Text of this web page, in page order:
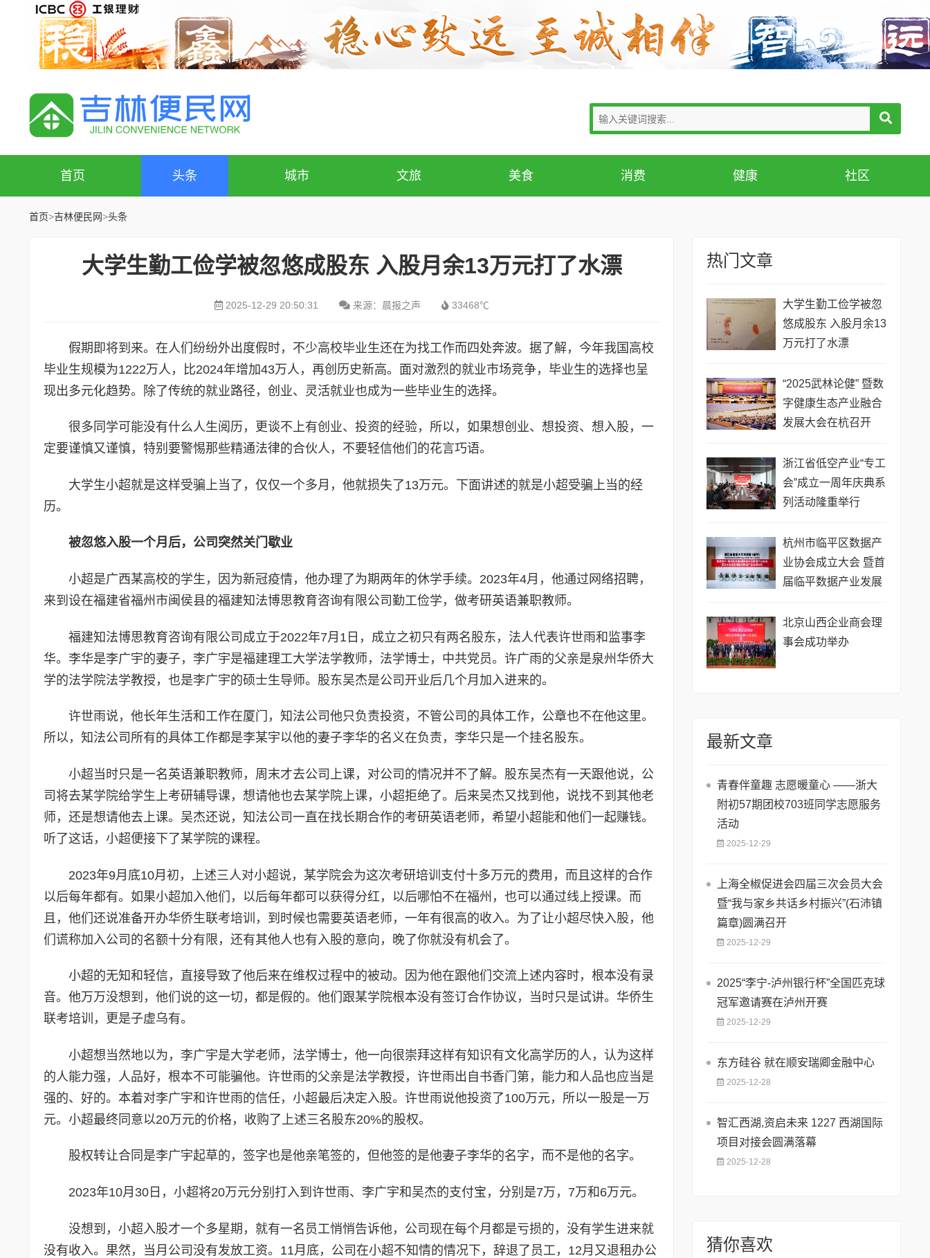
首页 头条 城市 文旅 美食 消费 健康 社区
首页>吉林便民网>头条
大学生勤工俭学被忽悠成股东 入股月余13万元打了水漂
2025-12-29 20:50:31 来源：晨报之声 33468℃
假期即将到来。在人们纷纷外出度假时，不少高校毕业生还在为找工作而四处奔波。据了解，今年我国高校
毕业生规模为1222万人，比2024年增加43万人，再创历史新高。面对激烈的就业市场竞争，毕业生的选择也呈
现出多元化趋势。除了传统的就业路径，创业、灵活就业也成为一些毕业生的选择。
很多同学可能没有什么人生阅历，更谈不上有创业、投资的经验，所以，如果想创业、想投资、想入股，一
定要谨慎又谨慎，特别要警惕那些精通法律的合伙人，不要轻信他们的花言巧语。
大学生小超就是这样受骗上当了，仅仅一个多月，他就损失了13万元。下面讲述的就是小超受骗上当的经
历。
被忽悠入股一个月后，公司突然关门歇业
小超是广西某高校的学生，因为新冠疫情，他办理了为期两年的休学手续。2023年4月，他通过网络招聘，
来到设在福建省福州市闽侯县的福建知法博思教育咨询有限公司勤工俭学，做考研英语兼职教师。
福建知法博思教育咨询有限公司成立于2022年7月1日，成立之初只有两名股东，法人代表许世雨和监事李
华。李华是李广宇的妻子，李广宇是福建理工大学法学教师，法学博士，中共党员。许广雨的父亲是泉州华侨大
学的法学院法学教授，也是李广宇的硕士生导师。股东吴杰是公司开业后几个月加入进来的。
许世雨说，他长年生活和工作在厦门，知法公司他只负责投资，不管公司的具体工作，公章也不在他这里。
所以，知法公司所有的具体工作都是李某宇以他的妻子李华的名义在负责，李华只是一个挂名股东。
小超当时只是一名英语兼职教师，周末才去公司上课，对公司的情况并不了解。股东吴杰有一天跟他说，公
司将去某学院给学生上考研辅导课，想请他也去某学院上课，小超拒绝了。后来吴杰又找到他，说找不到其他老
师，还是想请他去上课。吴杰还说，知法公司一直在找长期合作的考研英语老师，希望小超能和他们一起赚钱。
听了这话，小超便接下了某学院的课程。
2023年9月底10月初，上述三人对小超说，某学院会为这次考研培训支付十多万元的费用，而且这样的合作
以后每年都有。如果小超加入他们，以后每年都可以获得分红，以后哪怕不在福州，也可以通过线上授课。而
且，他们还说准备开办华侨生联考培训，到时候也需要英语老师，一年有很高的收入。为了让小超尽快入股，他
们谎称加入公司的名额十分有限，还有其他人也有入股的意向，晚了你就没有机会了。
小超的无知和轻信，直接导致了他后来在维权过程中的被动。因为他在跟他们交流上述内容时，根本没有录
音。他万万没想到，他们说的这一切，都是假的。他们跟某学院根本没有签订合作协议，当时只是试讲。华侨生
联考培训，更是子虚乌有。
小超想当然地以为，李广宇是大学老师，法学博士，他一向很崇拜这样有知识有文化高学历的人，认为这样
的人能力强，人品好，根本不可能骗他。许世雨的父亲是法学教授，许世雨出自书香门第，能力和人品也应当是
强的、好的。本着对李广宇和许世雨的信任，小超最后决定入股。许世雨说他投资了100万元，所以一股是一万
元。小超最终同意以20万元的价格，收购了上述三名股东20%的股权。
股权转让合同是李广宇起草的，签字也是他亲笔签的，但他签的是他妻子李华的名字，而不是他的名字。
2023年10月30日，小超将20万元分别打入到许世雨、李广宇和吴杰的支付宝，分别是7万，7万和6万元。
没想到，小超入股才一个多星期，就有一名员工悄悄告诉他，公司现在每个月都是亏损的，没有学生进来就
没有收入。果然，当月公司没有发放工资。11月底，公司在小超不知情的情况下，辞退了员工，12月又退租办公
热门文章
大学生勤工俭学被忽
悠成股东 入股月余13
万元打了水漂
“2025武林论健” 暨数
字健康生态产业融合
发展大会在杭召开
浙江省低空产业“专工
会”成立一周年庆典系
列活动隆重举行
杭州市临平区数据产
业协会成立大会 暨首
届临平数据产业发展
北京山西企业商会理
事会成功举办
最新文章
青春伴童趣 志愿暖童心 ——浙大
附初57期团校703班同学志愿服务
活动
2025-12-29
上海全椒促进会四届三次会员大会
暨“我与家乡共话乡村振兴”(石沛镇
篇章)圆满召开
2025-12-29
2025“李宁-泸州银行杯”全国匹克球
冠军邀请赛在泸州开赛
2025-12-29
东方硅谷 就在顺安瑞卿金融中心
2025-12-28
智汇西湖,资启未来 1227 西湖国际
项目对接会圆满落幕
2025-12-28
猜你喜欢